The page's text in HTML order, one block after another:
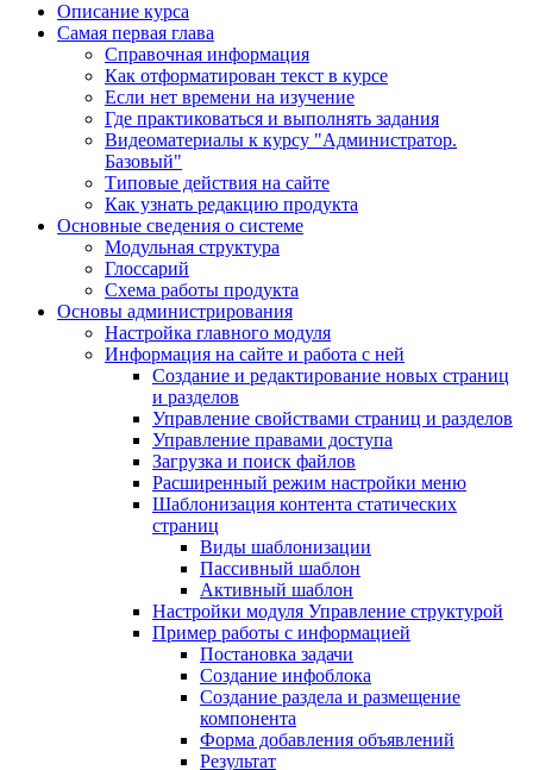
Описание курса
Самая первая глава
Справочная информация
Как отформатирован текст в курсе
Если нет времени на изучение
Где практиковаться и выполнять задания
Видеоматериалы к курсу "Администратор.
Базовый"
Типовые действия на сайте
Как узнать редакцию продукта
Основные сведения о системе
Модульная структура
Глоссарий
Схема работы продукта
Основы администрирования
Настройка главного модуля
Информация на сайте и работа с ней
Создание и редактирование новых страниц
и разделов
Управление свойствами страниц и разделов
Управление правами доступа
Загрузка и поиск файлов
Расширенный режим настройки меню
Шаблонизация контента статических
страниц
Виды шаблонизации
Пассивный шаблон
Активный шаблон
Настройки модуля Управление структурой
Пример работы с информацией
Постановка задачи
Создание инфоблока
Создание раздела и размещение
компонента
Форма добавления объявлений
Результат